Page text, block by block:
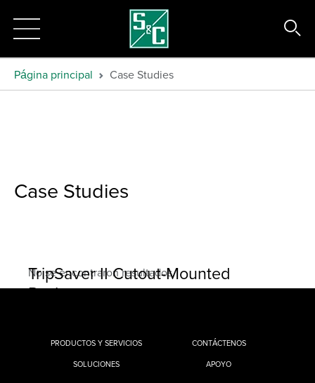
Página principal Case Studies
Case Studies
TripSaver II Cutout-Mounted
Recloser
No se encontraron resultados.
PRODUCTOS Y SERVICIOS
SOLUCIONES
CONTÁCTENOS
APOYO